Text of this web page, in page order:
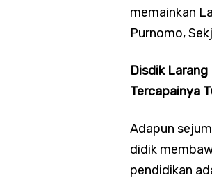
memainkan
Purnomo,
Disdik
Tercapainya
Adapun
didik
pendidikan